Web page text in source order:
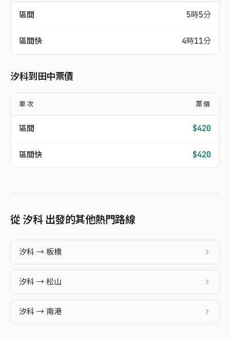
區間 5時5分
區間快 4時11分
汐科到田中票價
車次 票價
區間 $420
區間快 $420
從 汐科 出發的其他熱門路線
汐科 → 板橋
汐科 → 松山
汐科 → 南港